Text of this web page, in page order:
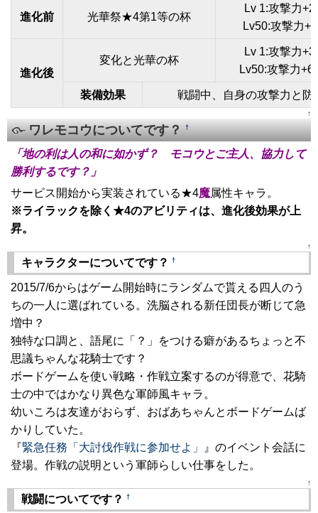
進化前 光華祭★4第1等の杯
Lv 1:攻撃力
Lv50:攻撃力
進化後
変化と光華の杯
Lv 1:攻撃力
Lv50:攻撃力
装備効果 戦闘中、自身の攻撃力と防
↑
ワレモコウについてです？†
「地の利は人の和に如かず？ モコウとご主人、協力して
勝利するです？」
サービス開始から実装されている★4魔属性キャラ。
※ライラックを除く★4のアビリティは、進化後効果が上
昇。
↑
キャラクターについてです？ †
2015/7/6からはゲーム開始時にランダムで貰える四人のう
ちの一人に選ばれている。洗脳される新任団長が断じて急
増中？
独特な口調と、語尾に「？」をつける癖があるちょっと不
思議ちゃんな花騎士です？
ボードゲームを使い戦略・作戦立案するのが得意で、花騎
士の中ではかなり異色な軍師風キャラ。
幼いころは友達がおらず、おばあちゃんとボードゲームば
かりしていた。
『緊急任務「大討伐作戦に参加せよ」
』のイベント会話に
登場。作戦の説明という軍師らしい仕事をした。
↑
戦闘についてです？ †